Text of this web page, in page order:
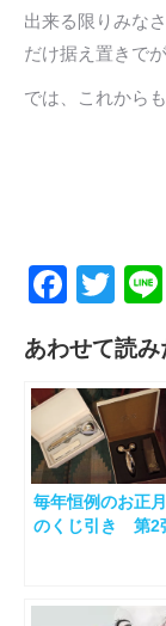
出来る限りみな
だけ据え置きで
では、これから
あわせて読み
毎年恒例のお正月
のくじ引き 第2